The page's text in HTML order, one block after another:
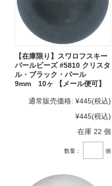
【在庫限り】スワロフスキー
パールビーズ #5810 クリスタ
ル・ブラック・パール
9mm 10ヶ 【メール便可】
通常販売価格: ¥445(税込)
¥445(税込)
在庫 22 個
数量： 個